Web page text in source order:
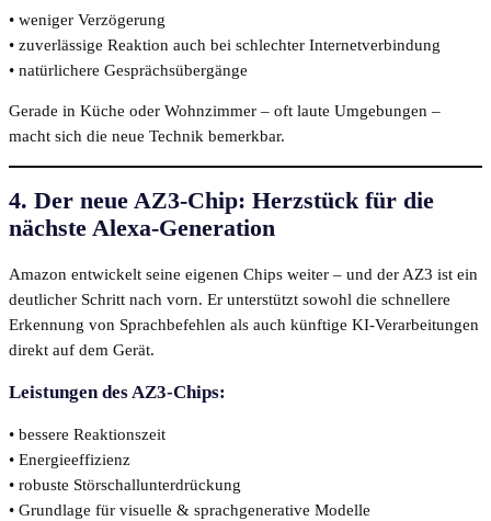
• weniger Verzögerung
• zuverlässige Reaktion auch bei schlechter Internetverbindung
• natürlichere Gesprächsübergänge
Gerade in Küche oder Wohnzimmer – oft laute Umgebungen –
macht sich die neue Technik bemerkbar.
4. Der neue AZ3-Chip: Herzstück für die
nächste Alexa-Generation
Amazon entwickelt seine eigenen Chips weiter – und der AZ3 ist ein
deutlicher Schritt nach vorn. Er unterstützt sowohl die schnellere
Erkennung von Sprachbefehlen als auch künftige KI-Verarbeitungen
direkt auf dem Gerät.
Leistungen des AZ3-Chips:
• bessere Reaktionszeit
• Energieeffizienz
• robuste Störschallunterdrückung
• Grundlage für visuelle & sprachgenerative Modelle